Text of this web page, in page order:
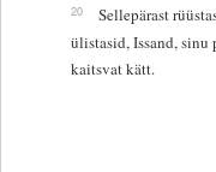
20
Sellepärast
ülistasid, Issand, sinu
kaitsvat kätt.